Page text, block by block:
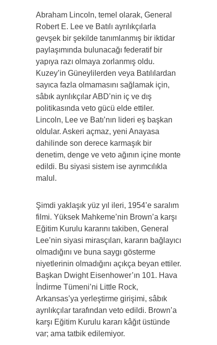
Abraham Lincoln, temel olarak, General
Robert E. Lee ve Batılı ayrılıkçılarla
gevşek bir şekilde tanımlanmış bir iktidar
paylaşımında bulunacağı federatif bir
yapıya razı olmaya zorlanmış oldu.
Kuzey’in Güneylilerden veya Batılılardan
sayıca fazla olmamasını sağlamak için,
sâbık ayrılıkçılar ABD’nin iç ve dış
politikasında veto gücü elde ettiler.
Lincoln, Lee ve Batı’nın lideri eş başkan
oldular. Askeri açmaz, yeni Anayasa
dahilinde son derece karmaşık bir
denetim, denge ve veto ağının içine monte
edildi. Bu siyasi sistem ise ayrımcılıkla
malul.
Şimdi yaklaşık yüz yıl ileri, 1954’e saralım
filmi. Yüksek Mahkeme’nin Brown’a karşı
Eğitim Kurulu kararını takiben, General
Lee’nin siyasi mirasçıları, kararın bağlayıcı
olmadığını ve buna saygı gösterme
niyetlerinin olmadığını açıkça beyan ettiler.
Başkan Dwight Eisenhower’ın 101. Hava
İndirme Tümeni’ni Little Rock,
Arkansas’ya yerleştirme girişimi, sâbık
ayrılıkçılar tarafından veto edildi. Brown’a
karşı Eğitim Kurulu kararı kâğıt üstünde
var; ama tatbik edilemiyor.